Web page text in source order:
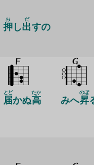
押
お
し出
だ
すの
届
とど
かぬ高
たか
みへ昇
のぼ